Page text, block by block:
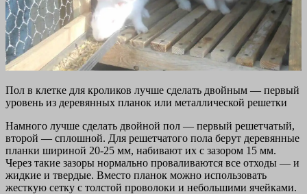
Пол в клетке для кроликов лучше сделать двойным — первый
уровень из деревянных планок или металлической решетки
Намного лучше сделать двойной пол — первый решетчатый,
второй — сплошной. Для решетчатого пола берут деревянные
планки шириной 20-25 мм, набивают их с зазором 15 мм.
Через такие зазоры нормально проваливаются все отходы — и
жидкие и твердые. Вместо планок можно использовать
жесткую сетку с толстой проволоки и небольшими ячейками.